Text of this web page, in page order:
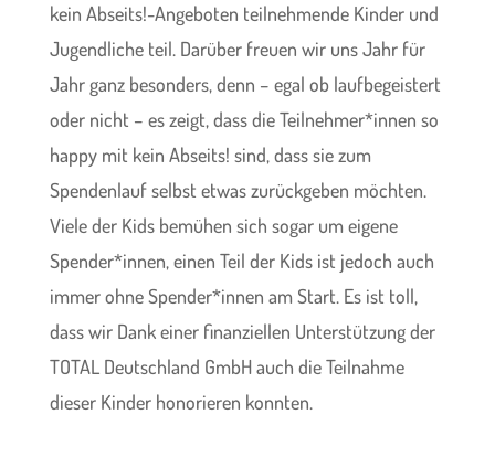
kein Abseits!-Angeboten teilnehmende Kinder und
Jugendliche teil. Darüber freuen wir uns Jahr für
Jahr ganz besonders, denn – egal ob laufbegeistert
oder nicht – es zeigt, dass die Teilnehmer*innen so
happy mit kein Abseits! sind, dass sie zum
Spendenlauf selbst etwas zurückgeben möchten.
Viele der Kids bemühen sich sogar um eigene
Spender*innen, einen Teil der Kids ist jedoch auch
immer ohne Spender*innen am Start. Es ist toll,
dass wir Dank einer finanziellen Unterstützung der
TOTAL Deutschland GmbH auch die Teilnahme
dieser Kinder honorieren konnten.